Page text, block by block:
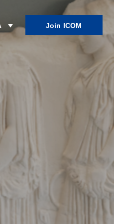
Join ICOM